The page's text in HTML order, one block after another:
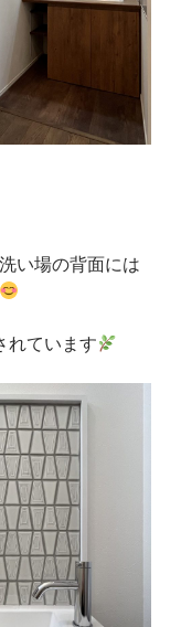
い場の背面には
れています